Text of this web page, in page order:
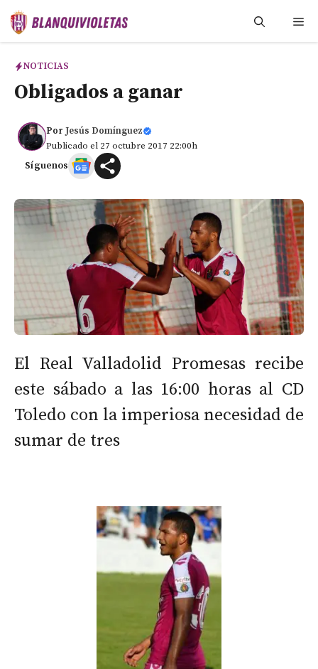
Saltar
NOTICIAS
Obligados a ganar
Por Jesús Domínguez
Publicado el 27 octubre 2017 22:00h
Síguenos
El Real Valladolid Promesas recibe
este sábado a las 16:00 horas al CD
Toledo con la imperiosa necesidad de
sumar de tres